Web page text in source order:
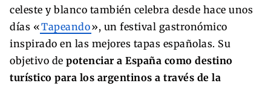
celeste y blanco también celebra desde hace unos
días «Tapeando», un festival gastronómico
inspirado en las mejores tapas españolas. Su
objetivo de potenciar a España como destino
turístico para los argentinos a través de la